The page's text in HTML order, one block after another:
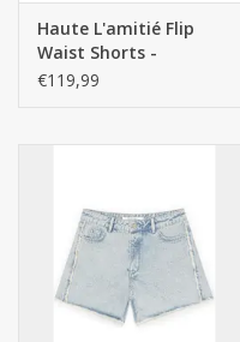
Haute L'amitié Flip
Waist Shorts -
Bleached Denim
€119,99